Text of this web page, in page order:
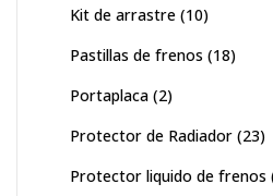
Kit de arrastre (10)
Pastillas de frenos (18)
Portaplaca (2)
Protector de Radiador (23)
Protector liquido de frenos